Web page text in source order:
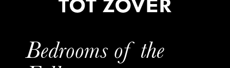
Bedrooms of the